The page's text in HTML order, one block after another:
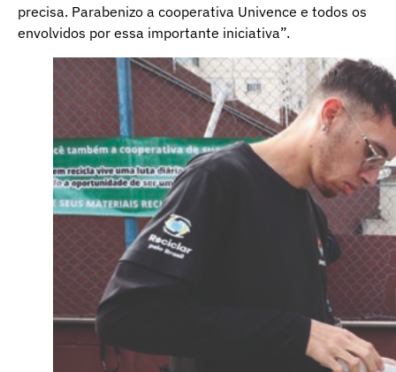
precisa. Parabenizo a cooperativa Univence e todos os
envolvidos por essa importante iniciativa”.